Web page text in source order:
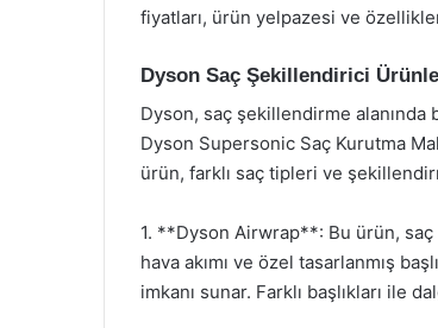
fiyatları, ürün yelpazesi ve
Dyson Saç Şekillendirici
Dyson, saç şekillendirme alanında
Dyson Supersonic Saç Kurutma
ürün, farklı saç tipleri ve
1. **Dyson Airwrap**: Bu ürün,
hava akımı ve özel tasarlanmış
imkanı sunar. Farklı başlıkları ile